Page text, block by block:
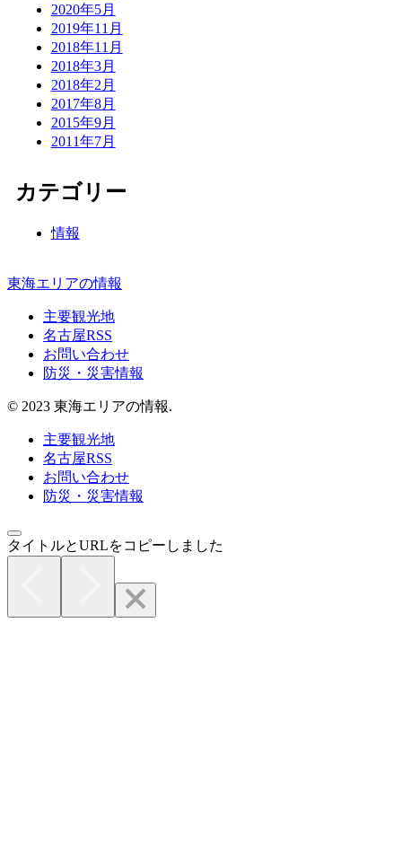
2020年5月
2019年11月
2018年11月
2018年3月
2018年2月
2017年8月
2015年9月
2011年7月
カテゴリー
情報
東海エリアの情報
主要観光地
名古屋RSS
お問い合わせ
防災・災害情報
© 2023 東海エリアの情報.
主要観光地
名古屋RSS
お問い合わせ
防災・災害情報
タイトルとURLをコピーしました